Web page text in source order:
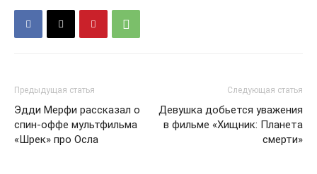
Предыдущая статья
Эдди Мерфи рассказал о
спин-оффе мультфильма
«Шрек» про Осла
Следующая статья
Девушка добьется уважения
в фильме «Хищник: Планета
смерти»